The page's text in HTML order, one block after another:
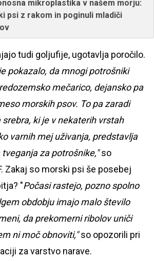
mikroplastika v našem morju:
psi z rakom in poginuli mladiči
tudi goljufije, ugotavlja poročilo.
pokazalo, da mnogi potrošniki
mečarico, dejansko pa
morskih psov. To pa zaradi
ki je v nekaterih vrstah
varnih mej uživanja, predstavlja
za potrošnike,"so
Zakaj so morski psi še posebej
"Počasi rastejo, pozno spolno
obdobju imajo malo število
da prekomerni ribolov uniči
ni moč obnoviti,"so opozorili pri
za varstvo narave.